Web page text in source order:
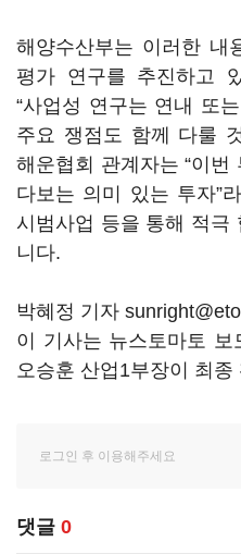
해양수산부는 이러한 내
평가 연구를 추진하고
“사업성 연구는 연내 또
주요 쟁점도 함께 다룰
해운협회 관계자는 “이번
다보는 의미 있는 투자”
시범사업 등을 통해 적극
니다.
박혜정 기자
이 기사는 뉴스토마토
오승훈 산업1부장이 최종
댓글 0